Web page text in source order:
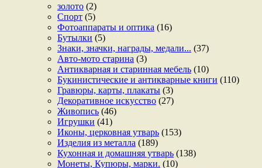
золото (2)
Спорт (5)
Фотоаппараты и оптика (16)
Бутылки (5)
Знаки, значки, награды, медали... (37)
Авто-мото старина (3)
Антикварная и старинная мебель (10)
Букинистические и антикварные книги (110)
Гравюры, карты, плакаты (3)
Декоративное искусство (27)
Живопись (46)
Игрушки (41)
Иконы, церковная утварь (153)
Изделия из металла (189)
Кухонная и домашняя утварь (138)
Монеты, Купюры, марки. (10)